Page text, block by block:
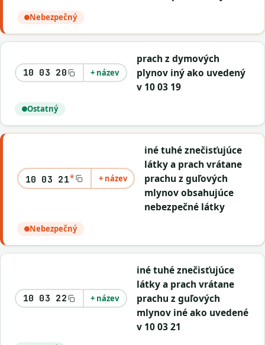
Nebezpečný
10 03 20 + název
prach z dymových
plynov iný ako uvedený
v 10 03 19
Ostatný
10 03 21* + název
iné tuhé znečisťujúce
látky a prach vrátane
prachu z guľových
mlynov obsahujúce
nebezpečné látky
Nebezpečný
10 03 22 + název
iné tuhé znečisťujúce
látky a prach vrátane
prachu z guľových
mlynov iné ako uvedené
v 10 03 21